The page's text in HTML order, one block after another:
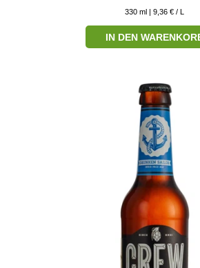
330 ml | 9,36 € / L
IN DEN